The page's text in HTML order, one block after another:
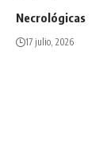
Necrológicas
17 julio, 2026